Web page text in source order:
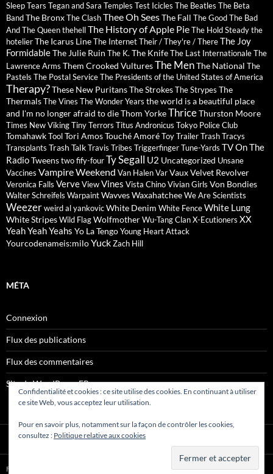
SleepTears Tegan and Sara Temples Test Icicles The Beatles The Beta
BandThe BronxThe ClashThee Oh SeesThe Fall The Good The Bad
And The QueenthehellThe History of Apple PieThe Hold Steadythe
hotelierThe Icarus LineThe InternetTheir / They're / ThereThe Joy
FormidableThe Julie Ruin The K. The KnifeThe Last InternationaleThe
Lawrence Arms Them Crooked VulturesThe MenThe National The
Pastels The Postal ServiceThe Presidents of the United States of America
Therapy?These New PuritansThe StrokesThe Strypes The
ThermalsThe Vines The Wonder Years the world is a beautiful place
and I'm no longer afraid to dieThom YorkeThriceThurston Moore
Times New VikingTiny Terrors Titus Andronicus Tokyo Police Club
TomahawkToolTori AmosTouché AmoréToyTrailer Trash Tracys
Transplants Trash TalkTravis Tribes TriggerfingerTune-Yards TV On The
RadioTweenstwo fify-fourTy Segall U2 Uncategorized Unsane
Vaccines Vampire Weekend Van HalenVarVauxVelvet Revolver
Veronica Falls VerveViewVines Vista ChinoVivian Girls Von Bondies
Walter Schreifels WarpaintWavvesWaxahatcheeWe Are Scientists
Weezerweird al yankovicWhite Denim White FenceWhite Lung
White StripesWild FlagWolfmotherWu-Tang ClanX-Ecutioners XX
Yeah Yeah Yeahs Yo La TengoYoung Heart Attack
Yourcodenameis:miloYuckZach Hill
MÉTA
Connexion
Flux des publications
Flux des commentaires
Site de WordPress-FR
Fièrement propulsé par WordPress
Confidentialité et cookies : ce site utilise des cookies. En continuant à utiliser
ce site Web, vous acceptez leur utilisation.
Pour en savoir plus, notamment sur la façon de contrôler les cookies,
consultez : Politique relative aux cookies